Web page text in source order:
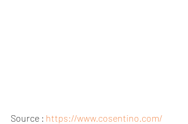
Source : https://www.cosentino.com/